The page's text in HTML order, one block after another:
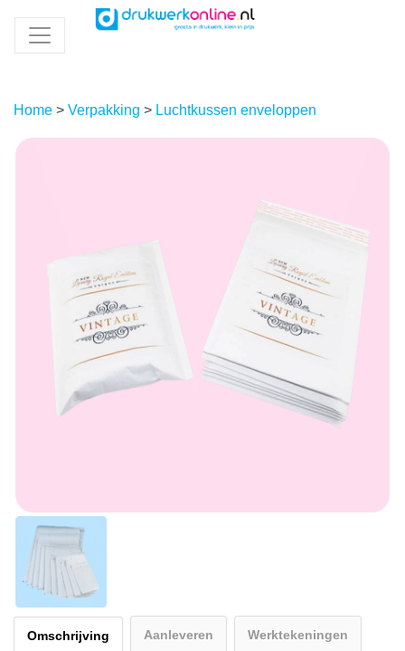
Home > Verpakking > Luchtkussen enveloppen
Omschrijving Aanleveren Werktekeningen